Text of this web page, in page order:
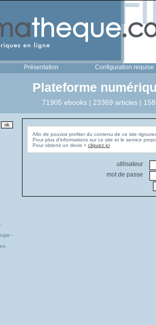
Présentation Configuration requise
Plateforme
71905 ebooks | 23369 articles |
-
Afin de pouvoir profiter du contenu de ce site
Pour plus d'informations sur ce site et le service
Pour obtenir un devis > cliquez ici
utilisateur
mot de passe